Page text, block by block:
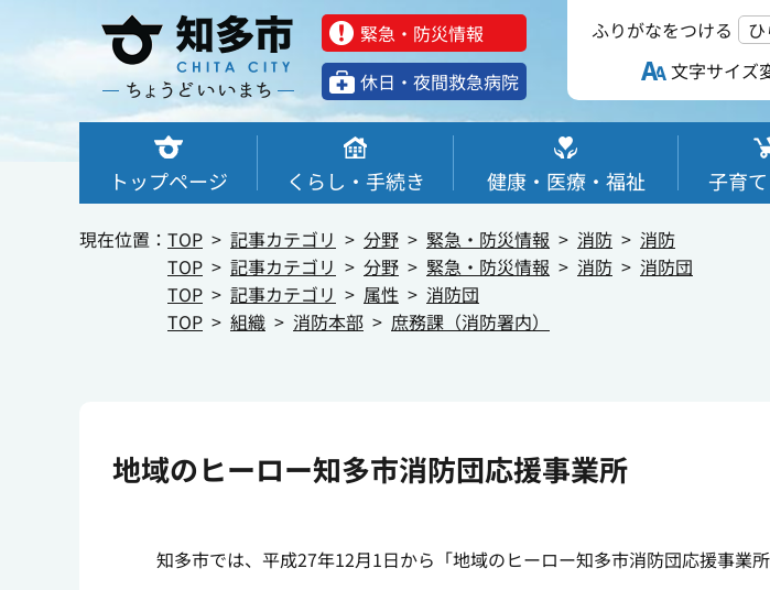
緊急・防災情報
休⽇・夜間救急病院
ふりがなをつける
文字サイズ
トップページ くらし・手続き 健康・医療・福祉 子育
現在位置： TOP 記事カテゴリ 分野 緊急・防災情報 消防
消防
TOP
記事カテゴリ 分野 緊急・防災情報 消防
消防団
TOP
記事カテゴリ 属性
消防団
TOP
組織 消防本部 庶務課（消防署内）
地域のヒーロー知多市消防団応援事業所
知多市では、平成27年12月1日から「地域のヒーロー知多市消防団応援事業所